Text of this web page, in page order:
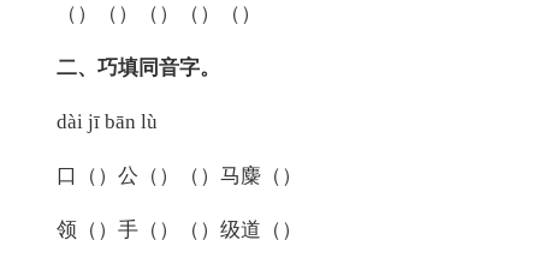
（）（）（）（）（）
二、巧填同音字。
dài jī bān lù
口（）公（）（）马麋（）
领（）手（）（）级道（）